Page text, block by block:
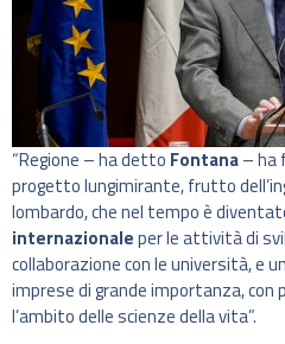
“Regione – ha detto Fontana– ha
progetto lungimirante, frutto
lombardo, che nel tempo è
internazionaleper le attività di
collaborazione con le università, e
imprese di grande importanza,
l’ambito delle scienze della vita”.